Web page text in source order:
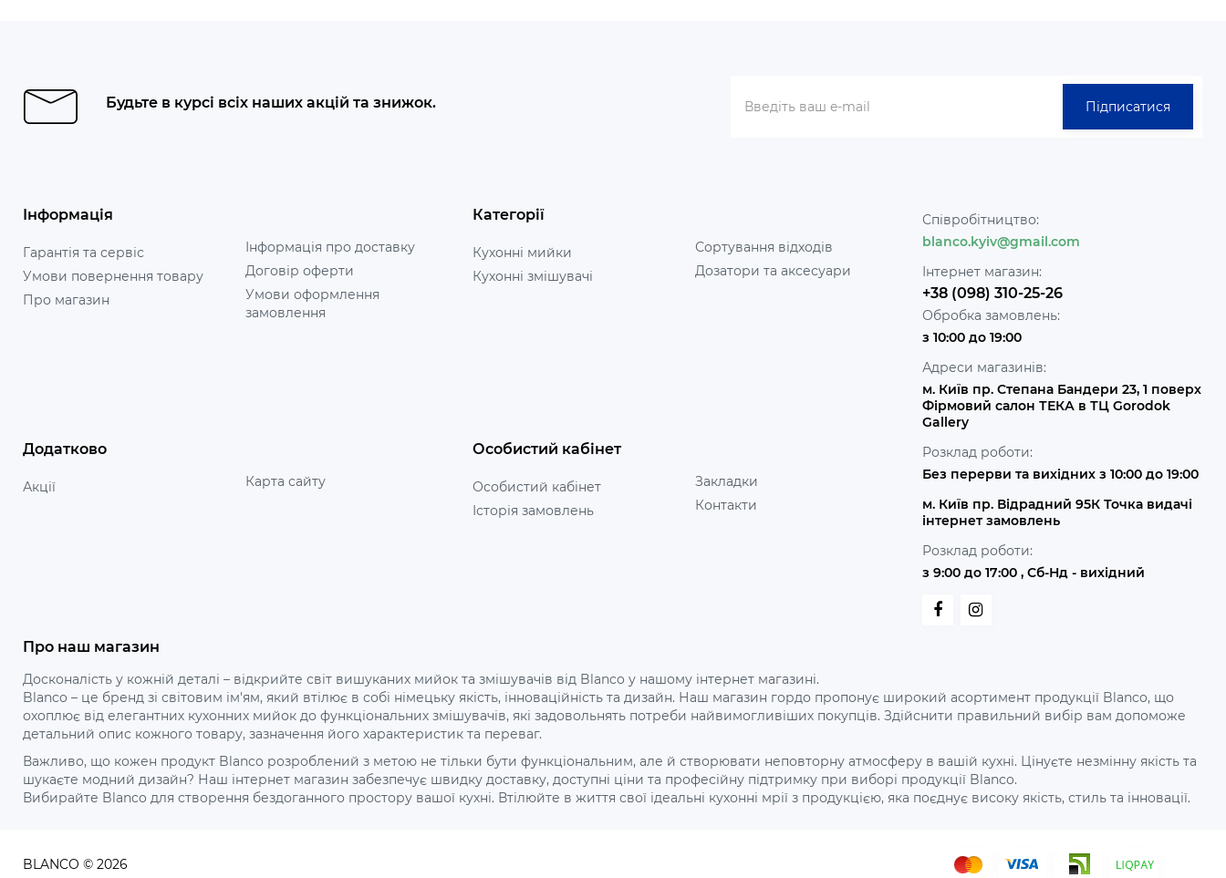
Будьте в курсі всіх наших акцій та знижок. Підписатися
Інформація
Гарантія та сервіс
Умови повернення товару
Про магазин
Інформація про доставку
Договір оферти
Умови оформлення
замовлення
Категорії
Кухонні мийки
Кухонні змішувачі
Сортування відходів
Дозатори та аксесуари
Додатково
Акції Карта сайту
Особистий кабінет
Особистий кабінет
Історія замовлень
Закладки
Контакти
Співробітництво:
blanco.kyiv@gmail.com
Інтернет магазин:
+38 (098) 310-25-26
Обробка замовлень:
з 10:00 до 19:00
Адреси магазинів:
м. Київ пр. Степана Бандери 23, 1 поверх
Фірмовий салон ТЕКА в ТЦ Gorodok
Gallery
Розклад роботи:
Без перерви та вихідних з 10:00 до 19:00
м. Київ пр. Відрадний 95К Точка видачі
інтернет замовлень
Розклад роботи:
з 9:00 до 17:00 , Сб-Нд - вихідний
Про наш магазин
Досконалість у кожній деталі – відкрийте світ вишуканих мийок та змішувачів від Blanco у нашому інтернет магазині.
Blanco – це бренд зі світовим ім'ям, який втілює в собі німецьку якість, інноваційність та дизайн. Наш магазин гордо пропонує широкий асортимент продукції Blanco, що
охоплює від елегантних кухонних мийок до функціональних змішувачів, які задовольнять потреби найвимогливіших покупців. Здійснити правильний вибір вам допоможе
детальний опис кожного товару, зазначення його характеристик та переваг.
Важливо, що кожен продукт Blanco розроблений з метою не тільки бути функціональним, але й створювати неповторну атмосферу в вашій кухні. Цінуєте незмінну якість та
шукаєте модний дизайн? Наш інтернет магазин забезпечує швидку доставку, доступні ціни та професійну підтримку при виборі продукції Blanco.
Вибирайте Blanco для створення бездоганного простору вашої кухні. Втілюйте в життя свої ідеальні кухонні мрії з продукцією, яка поєднує високу якість, стиль та інновації.
BLANCO © 2026